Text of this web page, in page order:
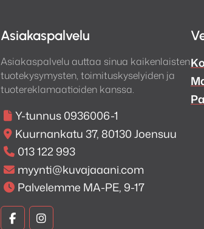
Asiakaspalvelu
Asiakaspalvelu auttaa sinua kaikenlaisten
tuotekysymysten, toimituskyselyiden ja
tuotereklamaatioiden kanssa.
Y-tunnus 0936006-1
Kuurnankatu 37, 80130 Joensuu
013 122 993
myynti@kuvajaaani.com
Palvelemme MA-PE, 9-17
KuvaKuva